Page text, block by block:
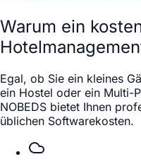
Warum ein
Egal, ob Sie ein kleines
ein Hostel oder ein Multi-
NOBEDS bietet Ihnen
üblichen Softwarekosten.